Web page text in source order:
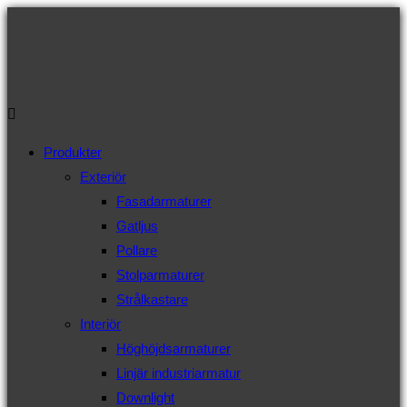
Hoppa
Produkter
Exteriör
Fasadarmaturer
Gatljus
Pollare
Stolparmaturer
Strålkastare
Interiör
Höghöjdsarmaturer
Linjär industriarmatur
Downlight